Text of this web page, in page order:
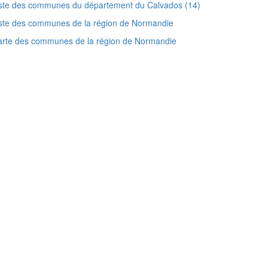
des communes du département du Calvados (14)
des communes de la région de Normandie
des communes de la région de Normandie